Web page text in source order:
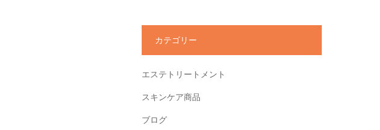
カテゴリー
エステトリートメント
スキンケア商品
ブログ